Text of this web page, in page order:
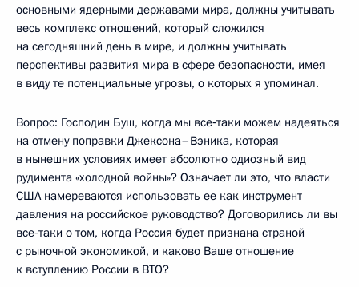
основными ядерными державами мира, должны учитывать
весь комплекс отношений, который сложился
на сегодняшний день в мире, и должны учитывать
перспективы развития мира в сфере безопасности, имея
в виду те потенциальные угрозы, о которых я упоминал.
Вопрос: Господин Буш, когда мы все‑таки можем надеяться
на отмену поправки Джексона–Вэника, которая
в нынешних условиях имеет абсолютно одиозный вид
рудимента «холодной войны»? Означает ли это, что власти
США намереваются использовать ее как инструмент
давления на российское руководство? Договорились ли вы
все‑таки о том, когда Россия будет признана страной
с рыночной экономикой, и каково Ваше отношение
к вступлению России в ВТО?